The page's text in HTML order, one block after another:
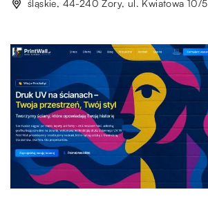
śląskie, 44-240 Żory, ul. Kwiatowa 10/5